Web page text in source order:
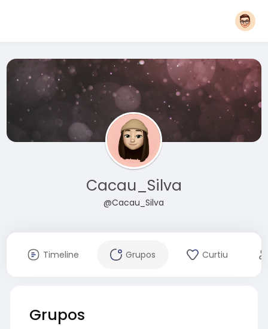
Cacau_Silva
@Cacau_Silva
Timeline Grupos Curtiu
Grupos